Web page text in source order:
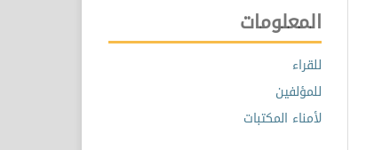
المعلومات
للقراء
للمؤلفين
لأمناء المكتبات